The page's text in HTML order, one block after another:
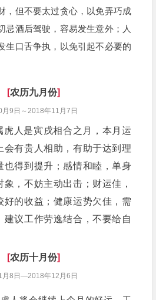
，但不要太过贪心，以免弄巧成
忌酒后驾驶，容易发生意外；人
生口舌争执，以免引起不必要的
[农历九月份]
9日～2018年11月7日
虎人是寅戌相合之月，本月运
会有贵人相助，有助于达到理
也得到提升；感情和睦，单身
，不妨主动出击；财运佳，
好的收益；健康运势欠佳，需
建议工作劳逸结合，不要给自
[农历十月份]
月8日—2018年12月6日